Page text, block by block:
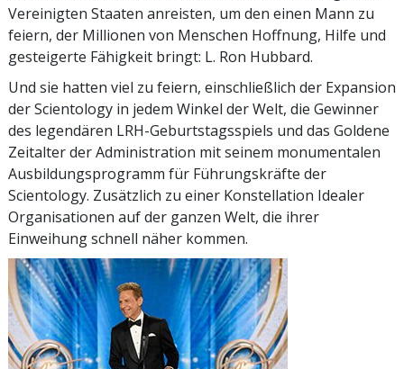
Vereinigten Staaten anreisten, um den einen Mann zu
feiern, der Millionen von Menschen Hoffnung, Hilfe und
gesteigerte Fähigkeit bringt: L. Ron Hubbard.
Und sie hatten viel zu feiern, einschließlich der Expansion
der Scientology in jedem Winkel der Welt, die Gewinner
des legendären LRH-Geburtstagsspiels und das Goldene
Zeitalter der Administration mit seinem monumentalen
Ausbildungsprogramm für Führungskräfte der
Scientology. Zusätzlich zu einer Konstellation Idealer
Organisationen auf der ganzen Welt, die ihrer
Einweihung schnell näher kommen.